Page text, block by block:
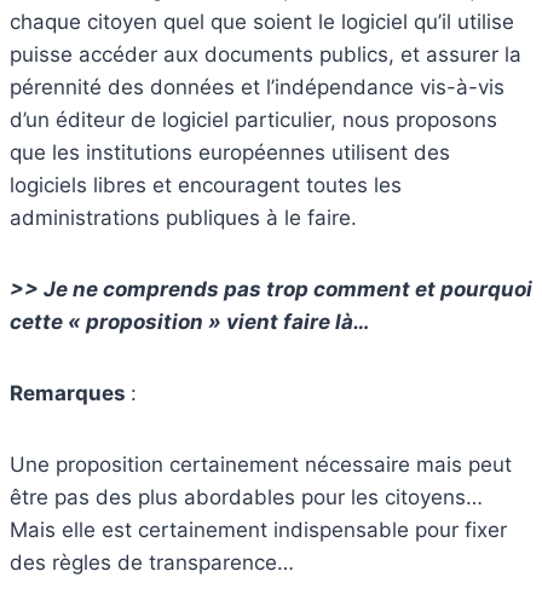
chaque citoyen quel que soient le logiciel qu’il utilise
puisse accéder aux documents publics, et assurer la
pérennité des données et l’indépendance vis-à-vis
d’un éditeur de logiciel particulier, nous proposons
que les institutions européennes utilisent des
logiciels libres et encouragent toutes les
administrations publiques à le faire.
>> Je ne comprends pas trop comment et pourquoi
cette « proposition » vient faire là…
Remarques :
Une proposition certainement nécessaire mais peut
être pas des plus abordables pour les citoyens…
Mais elle est certainement indispensable pour fixer
des règles de transparence…